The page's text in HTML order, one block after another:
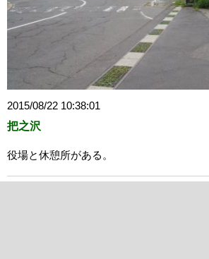
2015/08/22 10:38:01
把之沢
役場と休憩所がある。